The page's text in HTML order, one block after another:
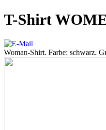
T-Shirt
Woman-Shirt. Farbe: schwarz.